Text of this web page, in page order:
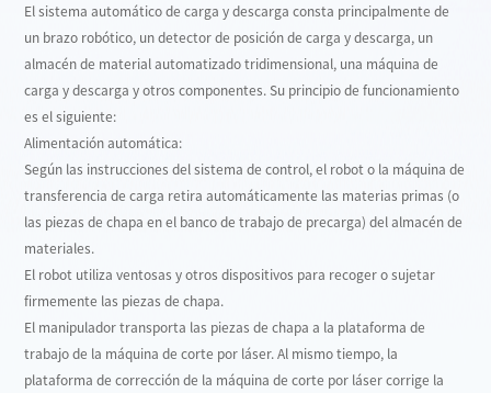
El sistema automático de carga y descarga consta principalmente de
un brazo robótico, un detector de posición de carga y descarga, un
almacén de material automatizado tridimensional, una máquina de
carga y descarga y otros componentes. Su principio de funcionamiento
es el siguiente:
Alimentación automática:
Según las instrucciones del sistema de control, el robot o la máquina de
transferencia de carga retira automáticamente las materias primas (o
las piezas de chapa en el banco de trabajo de precarga) del almacén de
materiales.
El robot utiliza ventosas y otros dispositivos para recoger o sujetar
firmemente las piezas de chapa.
El manipulador transporta las piezas de chapa a la plataforma de
trabajo de la máquina de corte por láser. Al mismo tiempo, la
plataforma de corrección de la máquina de corte por láser corrige la